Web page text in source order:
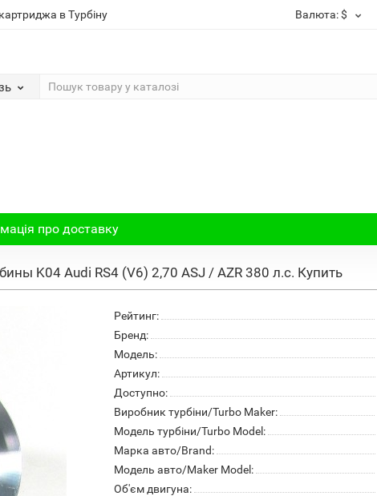
в Турбіну Валюта:$
про доставку
K04 Audi RS4 (V6) 2,70 ASJ / AZR 380 л.с. Купить
Рейтинг:
Бренд:
Модель:
Артикул:
Доступно:
Виробник турбіни/Turbo Maker:
Модель турбіни/Turbo Model:
Марка авто/Brand:
Модель авто/Maker Model:
Об'єм двигуна: